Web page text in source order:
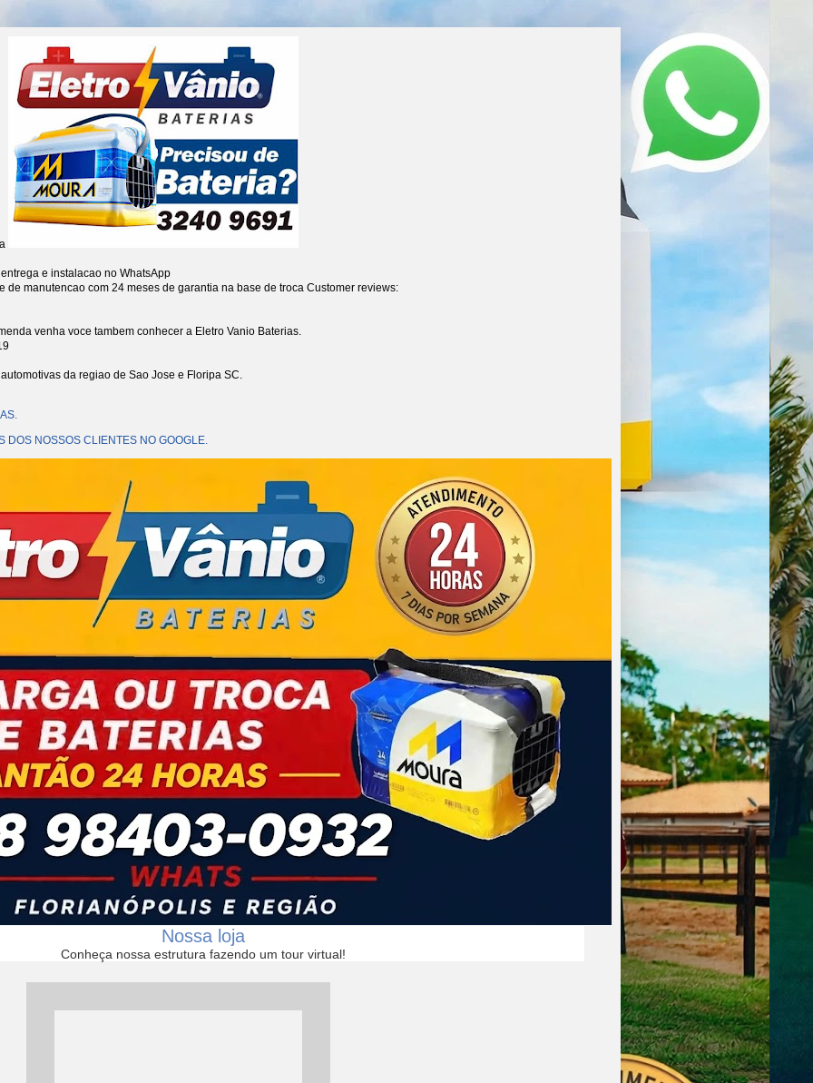
e instalacao no WhatsApp
de manutencao com 24 meses de garantia na base de troca Customer reviews:
venha voce tambem conhecer a Eletro Vanio Baterias.
da regiao de Sao Jose e Floripa SC.
DOS NOSSOS CLIENTES NO GOOGLE.
Nossa loja
Conheça nossa estrutura fazendo um tour virtual!